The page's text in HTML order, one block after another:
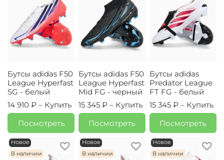
Бутсы adidas F50
League Hyperfast
SG - белый
14 910 ₽ – Купить
Посмотреть
Бутсы adidas F50
League Hyperfast
Mid FG - черный
15 345 ₽ – Купить
Посмотреть
Бутсы adidas
Predator League
FT FG - белый
15 345 ₽ – Купить
Посмотреть
Новое
В наличии
Новое
В наличии
Новое
В наличии